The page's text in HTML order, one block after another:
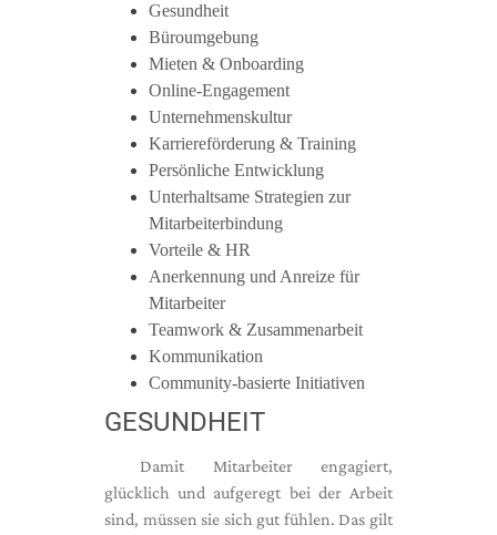
Gesundheit
Büroumgebung
Mieten & Onboarding
Online-Engagement
Unternehmenskultur
Karriereförderung & Training
Persönliche Entwicklung
Unterhaltsame Strategien zur
Mitarbeiterbindung
Vorteile & HR
Anerkennung und Anreize für
Mitarbeiter
Teamwork & Zusammenarbeit
Kommunikation
Community-basierte Initiativen
GESUNDHEIT
Damit Mitarbeiter engagiert,
glücklich und aufgeregt bei der Arbeit
sind, müssen sie sich gut fühlen. Das gilt